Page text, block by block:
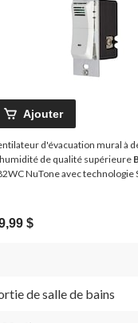
Ajouter
d'évacuation mural à
de qualité supérieure
NuTone avec technologie
$
de salle de bains